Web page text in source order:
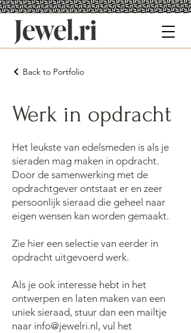
Back to Portfolio
Werk in opdracht
Het leukste van edelsmeden is als je
sieraden mag maken in opdracht.
Door de samenwerking met de
opdrachtgever ontstaat er en zeer
persoonlijk sieraad die geheel naar
eigen wensen kan worden gemaakt.
Zie hier een selectie van eerder in
opdracht uitgevoerd werk.
Als je ook interesse hebt in het
ontwerpen en laten maken van een
uniek sieraad, stuur dan een mailtje
naar info@jewelri.nl , vul het